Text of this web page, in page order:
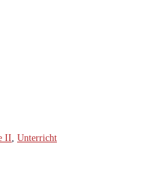
II Unterricht